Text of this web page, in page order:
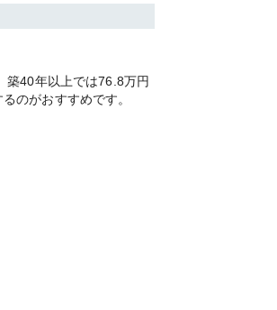
築40年以上では76.8万円
のがおすすめです。